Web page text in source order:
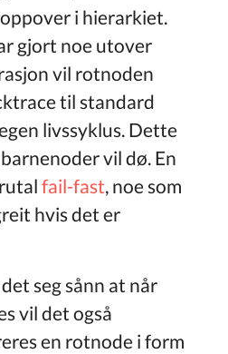
i hierarkiet.
gjort noe utover
vil rotnoden
til standard
livssyklus. Dette
vil dø. En
fail-fast, noe som
hvis det er
seg sånn at når
vil det også
en rotnode i form